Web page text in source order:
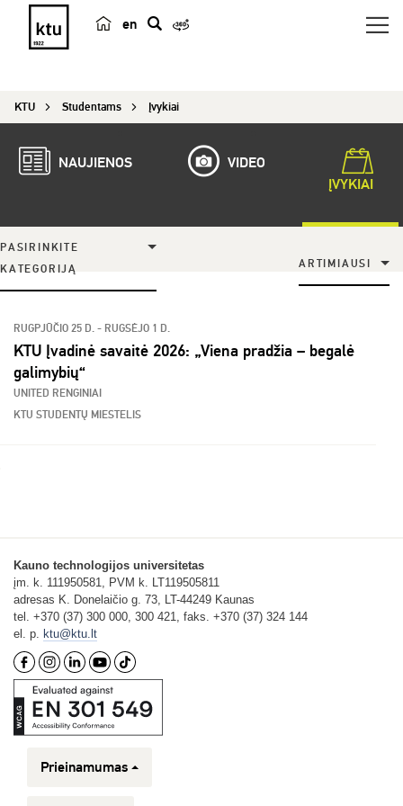
en
KTU Studentams Įvykiai
NAUJIENOS
VIDEO
ĮVYKIAI
PASIRINKITE
KATEGORIJĄ
ARTIMIAUSI
RUGPJŪČIO 25 D. - RUGSĖJO 1 D.
KTU Įvadinė savaitė 2026: „Viena pradžia – begalė
galimybių“
UNITED RENGINIAI
KTU STUDENTŲ MIESTELIS
Kauno technologijos universitetas
įm. k. 111950581, PVM k. LT119505811
adresas K. Donelaičio g. 73, LT-44249 Kaunas
tel. +370 (37) 300 000, 300 421, faks. +370 (37) 324 144
el. p. ktu@ktu.lt
Prieinamumas